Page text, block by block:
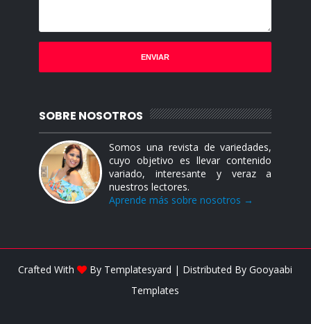
SOBRE NOSOTROS
Somos una revista de variedades,
cuyo objetivo es llevar contenido
variado, interesante y veraz a
nuestros lectores.
Aprende más sobre nosotros →
Crafted With By Templatesyard | Distributed ByGooyaabi
Templates